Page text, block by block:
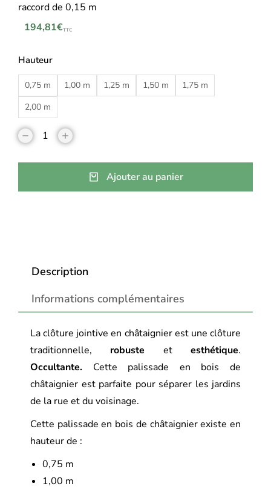
raccord de 0,15 m
194,81€TTC
Hauteur
0,75 m 1,00 m 1,25 m 1,50 m
1,75 m
2,00 m
Ajouter au panier
Description
Informations complémentaires
La clôture jointive en châtaignier est une clôture
traditionnelle, robuste etesthétique.
Occultante. Cette palissade en bois de
châtaignier est parfaite pour séparer les jardins
de la rue et du voisinage.
Cette palissade en bois de châtaignier existe en
hauteur de :
0,75 m
1,00 m